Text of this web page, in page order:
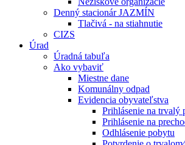
Denný stacionár JAZMÍN
Tlačivá - na stiahnutie
CIZS
Úrad
Úradná tabuľa
Ako vybaviť
Miestne dane
Komunálny odpad
Evidencia obyvateľstva
Prihlásenie na trvalý
Prihlásenie na
Odhlásenie pobytu